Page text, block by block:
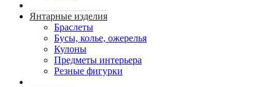
Янтарные изделия
Браслеты
Бусы, колье, ожерелья
Кулоны
Предметы интерьера
Резные фигурки